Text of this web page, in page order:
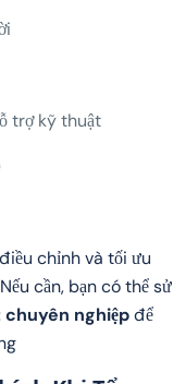
trợ kỹ thuật
chỉnh và tối ưu
cần, bạn có thể sử
nghiệpđể